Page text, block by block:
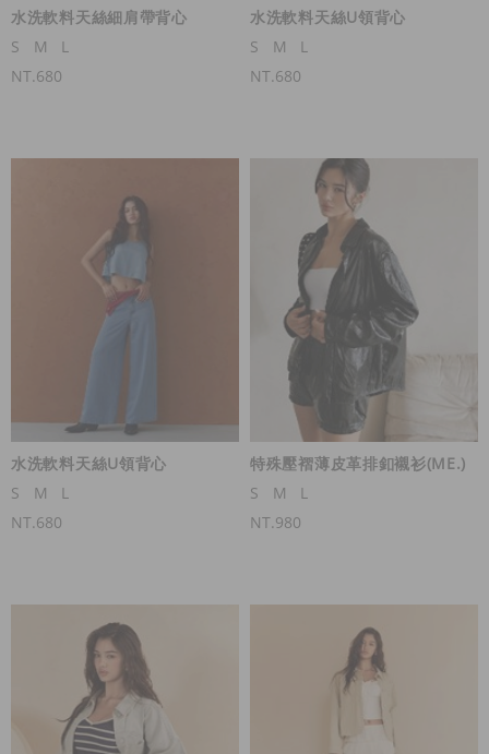
水洗軟料天絲細肩帶背心
S
M
L
NT.680
水洗軟料天絲U領背心
S
M
L
NT.680
水洗軟料天絲U領背心
S
M
L
NT.680
特殊壓褶薄皮革排釦襯衫(ME.)
S
M
L
NT.980